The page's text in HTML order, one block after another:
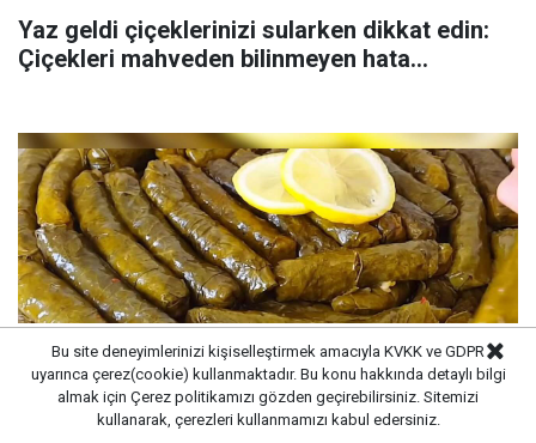
Yaz geldi çiçeklerinizi sularken dikkat edin:
Çiçekleri mahveden bilinmeyen hata...
Bu site deneyimlerinizi kişiselleştirmek amacıyla KVKK ve GDPR
uyarınca çerez(cookie) kullanmaktadır. Bu konu hakkında detaylı bilgi
almak için Çerez politikamızı gözden geçirebilirsiniz. Sitemizi
kullanarak, çerezleri kullanmamızı kabul edersiniz.